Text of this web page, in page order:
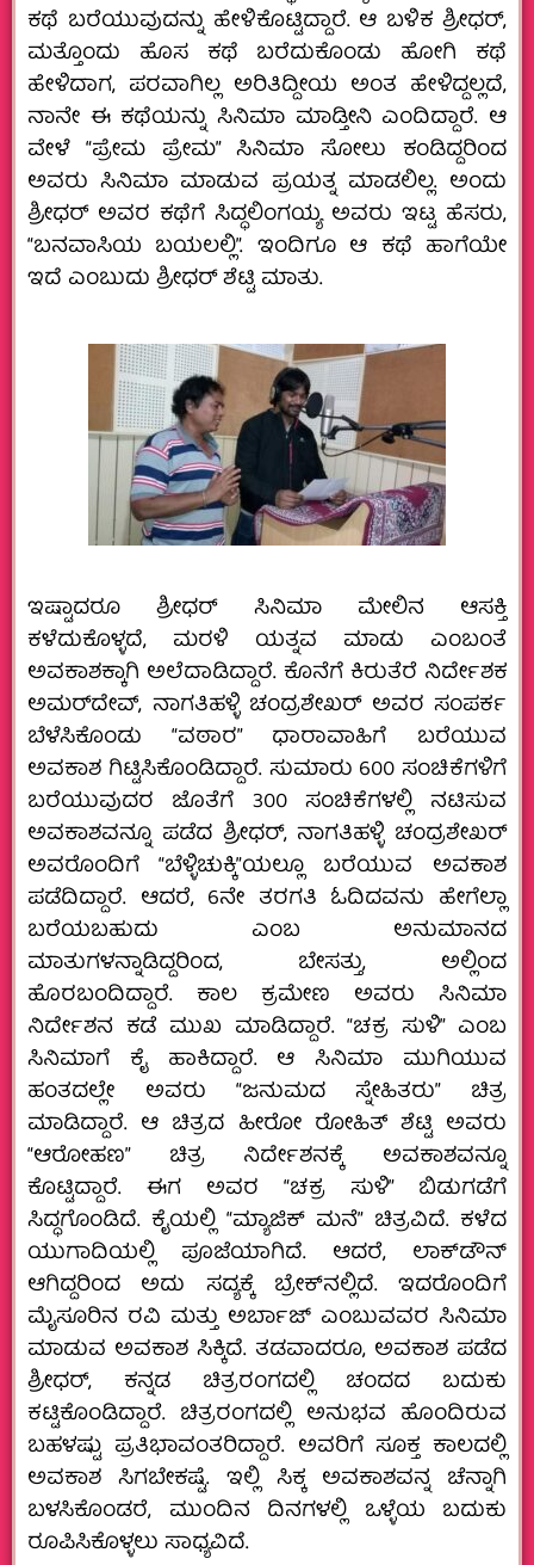
ಕಥೆ ಬರೆಯುವುದನ್ನು ಹೇಳಿಕೊಟ್ಟಿದ್ದಾರೆ. ಆ ಬಳಿಕ ಶ್ರೀಧರ್‌,
ಮತ್ತೊಂದು ಹೊಸ ಕಥೆ ಬರೆದುಕೊಂಡು ಹೋಗಿ ಕಥೆ
ಹೇಳಿದಾಗ, ಪರವಾಗಿಲ್ಲ ಅರಿತಿದ್ದೀಯ ಅಂತ ಹೇಳಿದ್ದಲ್ಲದೆ,
ನಾನೇ ಈ ಕಥೆಯನ್ನು ಸಿನಿಮಾ ಮಾಡ್ತೀನಿ ಎಂದಿದ್ದಾರೆ. ಆ
ವೇಳೆ “ಪ್ರೇಮ ಪ್ರೇಮ” ಸಿನಿಮಾ ಸೋಲು ಕಂಡಿದ್ದರಿಂದ
ಅವರು ಸಿನಿಮಾ ಮಾಡುವ ಪ್ರಯತ್ನ ಮಾಡಲಿಲ್ಲ. ಅಂದು
ಶ್ರೀಧರ್‌ ಅವರ ಕಥೆಗೆ ಸಿದ್ಧಲಿಂಗಯ್ಯ ಅವರು ಇಟ್ಟ ಹೆಸರು,
“ಬನವಾಸಿಯ ಬಯಲಲ್ಲಿ”. ಇಂದಿಗೂ ಆ ಕಥೆ ಹಾಗೆಯೇ
ಇದೆ ಎಂಬುದು ಶ್ರೀಧರ್‌ ಶೆಟ್ಟಿ ಮಾತು.
ಇಷ್ಟಾದರೂ ಶ್ರೀಧರ್‌ ಸಿನಿಮಾ ಮೇಲಿನ ಆಸಕ್ತಿ
ಕಳೆದುಕೊಳ್ಳದೆ, ಮರಳಿ ಯತ್ನವ ಮಾಡು ಎಂಬಂತೆ
ಅವಕಾಶಕ್ಕಾಗಿ ಅಲೆದಾಡಿದ್ದಾರೆ. ಕೊನೆಗೆ ಕಿರುತೆರೆ ನಿರ್ದೇಶಕ
ಅಮರ್‌ದೇವ್‌, ನಾಗತಿಹಳ್ಳಿ ಚಂದ್ರಶೇಖರ್‌ ಅವರ ಸಂಪರ್ಕ
ಬೆಳೆಸಿಕೊಂಡು “ವಠಾರ” ಧಾರಾವಾಹಿಗೆ ಬರೆಯುವ
ಅವಕಾಶ ಗಿಟ್ಟಿಸಿಕೊಂಡಿದ್ದಾರೆ. ಸುಮಾರು 600 ಸಂಚಿಕೆಗಳಿಗೆ
ಬರೆಯುವುದರ ಜೊತೆಗೆ 300 ಸಂಚಿಕೆಗಳಲ್ಲಿ ನಟಿಸುವ
ಅವಕಾಶವನ್ನೂ ಪಡೆದ ಶ್ರೀಧರ್‌, ನಾಗತಿಹಳ್ಳಿ ಚಂದ್ರಶೇಖರ್‌
ಅವರೊಂದಿಗೆ “ಬೆಳ್ಳಿಚುಕ್ಕಿ”ಯಲ್ಲೂ ಬರೆಯುವ ಅವಕಾಶ
ಪಡೆದಿದ್ದಾರೆ. ಆದರೆ, 6ನೇ ತರಗತಿ ಓದಿದವನು ಹೇಗೆಲ್ಲಾ
ಬರೆಯಬಹುದು ಎಂಬ ಅನುಮಾನದ
ಮಾತುಗಳನ್ನಾಡಿದ್ದರಿಂದ, ಬೇಸತ್ತು, ಅಲ್ಲಿಂದ
ಹೊರಬಂದಿದ್ದಾರೆ. ಕಾಲ ಕ್ರಮೇಣ ಅವರು ಸಿನಿಮಾ
ನಿರ್ದೇಶನ ಕಡೆ ಮುಖ ಮಾಡಿದ್ದಾರೆ. “ಚಕ್ರ ಸುಳಿ” ಎಂಬ
ಸಿನಿಮಾಗೆ ಕೈ ಹಾಕಿದ್ದಾರೆ. ಆ ಸಿನಿಮಾ ಮುಗಿಯುವ
ಹಂತದಲ್ಲೇ ಅವರು “ಜನುಮದ ಸ್ನೇಹಿತರು” ಚಿತ್ರ
ಮಾಡಿದ್ದಾರೆ. ಆ ಚಿತ್ರದ ಹೀರೋ ರೋಹಿತ್‌ ಶೆಟ್ಟಿ ಅವರು
“ಆರೋಹಣ” ಚಿತ್ರ ನಿರ್ದೇಶನಕ್ಕೆ ಅವಕಾಶವನ್ನೂ
ಕೊಟ್ಟಿದ್ದಾರೆ. ಈಗ ಅವರ “ಚಕ್ರ ಸುಳಿ” ಬಿಡುಗಡೆಗೆ
ಸಿದ್ಧಗೊಂಡಿದೆ. ಕೈಯಲ್ಲಿ “ಮ್ಯಾಜಿಕ್‌ ಮನೆ” ಚಿತ್ರವಿದೆ. ಕಳೆದ
ಯುಗಾದಿಯಲ್ಲಿ ಪೂಜೆಯಾಗಿದೆ. ಆದರೆ, ಲಾಕ್‌ಡೌನ್‌
ಆಗಿದ್ದರಿಂದ ಅದು ಸದ್ಯಕ್ಕೆ ಬ್ರೇಕ್‌ನಲ್ಲಿದೆ. ಇದರೊಂದಿಗೆ
ಮೈಸೂರಿನ ರವಿ ಮತ್ತು ಅರ್ಬಾಜ್‌ ಎಂಬುವವರ ಸಿನಿಮಾ
ಮಾಡುವ ಅವಕಾಶ ಸಿಕ್ಕಿದೆ. ತಡವಾದರೂ, ಅವಕಾಶ ಪಡೆದ
ಶ್ರೀಧರ್‌, ಕನ್ನಡ ಚಿತ್ರರಂಗದಲ್ಲಿ ಚಂದದ ಬದುಕು
ಕಟ್ಟಿಕೊಂಡಿದ್ದಾರೆ. ಚಿತ್ರರಂಗದಲ್ಲಿ ಅನುಭವ ಹೊಂದಿರುವ
ಬಹಳಷ್ಟು ಪ್ರತಿಭಾವಂತರಿದ್ದಾರೆ. ಅವರಿಗೆ ಸೂಕ್ತ ಕಾಲದಲ್ಲಿ
ಅವಕಾಶ ಸಿಗಬೇಕಷ್ಟೆ. ಇಲ್ಲಿ ಸಿಕ್ಕ ಅವಕಾಶವನ್ನ ಚೆನ್ನಾಗಿ
ಬಳಸಿಕೊಂಡರೆ, ಮುಂದಿನ ದಿನಗಳಲ್ಲಿ ಒಳ್ಳೆಯ ಬದುಕು
ರೂಪಿಸಿಕೊಳ್ಳಲು ಸಾಧ್ಯವಿದೆ.